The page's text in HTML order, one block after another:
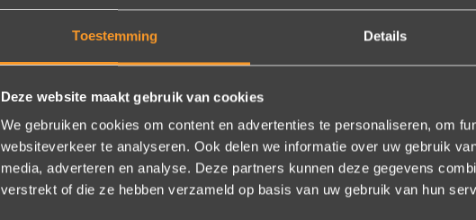
Toestemming Details
Deze website maakt gebruik van cookies
We gebruiken cookies om content en advertenties te personaliseren, om
websiteverkeer te analyseren. Ook delen we informatie over uw gebruik
media, adverteren en analyse. Deze partners kunnen deze gegevens
verstrekt of die ze hebben verzameld op basis van uw gebruik van hun
In de ban van uw creaties zijn we bezig met onze derde
altijd zo vriendelijk, het team reageert snel en uitstekend
verstellen en er een paar steentjes aan toegevoegd, het
Eric Marfort
Bekijk al onze reviews